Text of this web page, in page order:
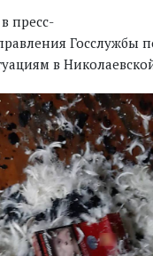
пресс-
Госслужбы
в